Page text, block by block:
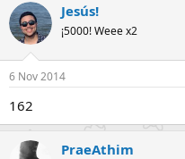
Jesús!
¡5000! Weee x2
6 Nov 2014
162
PraeAthim